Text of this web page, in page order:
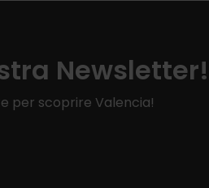
Newsletter!
per scoprire Valencia!